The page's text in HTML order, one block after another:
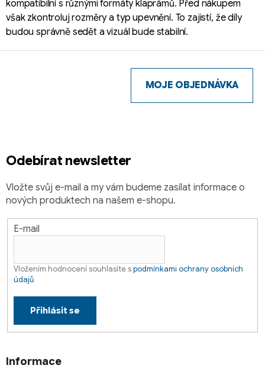
kompatibilní s různými formáty klaprámů. Před nákupem
však zkontroluj rozměry a typ upevnění. To zajistí, že díly
budou správně sedět a vizuál bude stabilní.
Odebírat newsletter
Vložte svůj e-mail a my vám budeme zasílat informace o
nových produktech na našem e-shopu.
E-mail
Vložením hodnocení souhlasíte spodmínkami ochrany osobních
údajů
Přihlásit se
Informace
MOJE OBJEDNÁVKA